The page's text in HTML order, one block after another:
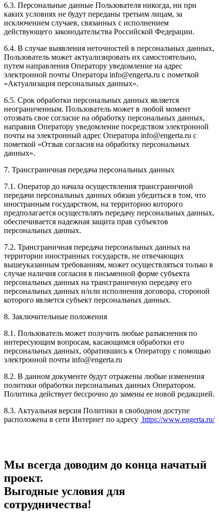
6.3. Персональные данные Пользователя никогда, ни при
каких условиях не будут переданы третьим лицам, за
исключением случаев, связанных с исполнением
действующего законодательства Российской Федерации.
6.4. В случае выявления неточностей в персональных данных,
Пользователь может актуализировать их самостоятельно,
путем направления Оператору уведомление на адрес
электронной почты Оператора info@engerta.ru с пометкой
«Актуализация персональных данных».
6.5. Срок обработки персональных данных является
неограниченным. Пользователь может в любой момент
отозвать свое согласие на обработку персональных данных,
направив Оператору уведомление посредством электронной
почты на электронный адрес Оператора info@engerta.ru с
пометкой «Отзыв согласия на обработку персональных
данных».
7. Трансграничная передача персональных данных
7.1. Оператор до начала осуществления трансграничной
передачи персональных данных обязан убедиться в том, что
иностранным государством, на территорию которого
предполагается осуществлять передачу персональных данных,
обеспечивается надежная защита прав субъектов
персональных данных.
7.2. Трансграничная передача персональных данных на
территории иностранных государств, не отвечающих
вышеуказанным требованиям, может осуществляться только в
случае наличия согласия в письменной форме субъекта
персональных данных на трансграничную передачу его
персональных данных и/или исполнения договора, стороной
которого является субъект персональных данных.
8. Заключительные положения
8.1. Пользователь может получить любые разъяснения по
интересующим вопросам, касающимся обработки его
персональных данных, обратившись к Оператору с помощью
электронной почты info@engerta.ru
8.2. В данном документе будут отражены любые изменения
политики обработки персональных данных Оператором.
Политика действует бессрочно до замены ее новой редакцией.
8.3. Актуальная версия Политики в свободном доступе
расположена в сети Интернет по адресу https://www.engerta.ru/
Мы всегда доводим до конца начатый
проект.
Выгодные условия для
сотрудничества!